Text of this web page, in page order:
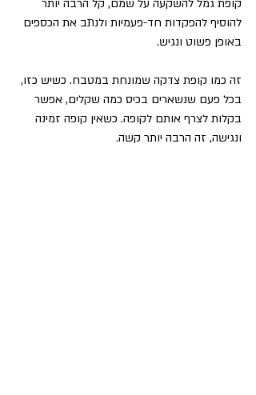
קופת גמל להשקעה על שמם, קל הרבה יותר
להוסיף להפקדות חד-פעמיות ולנתב את הכספים
באופן פשוט ונגיש.
זה כמו קופת צדקה שמונחת במטבח. כשיש כזו,
בכל פעם שנשארים בכיס כמה שקלים, אפשר
בקלות לצרף אותם לקופה. כשאין קופה זמינה
ונגישה, זה הרבה יותר קשה.